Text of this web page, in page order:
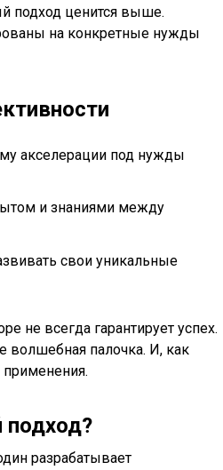
подход ценится выше.
на конкретные нужды
акселерации под нужды
и знаниями между
свои уникальные
не всегда гарантирует успех.
волшебная палочка. И, как
применения.
разрабатывает